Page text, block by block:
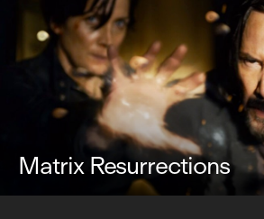
Matrix Resurrections